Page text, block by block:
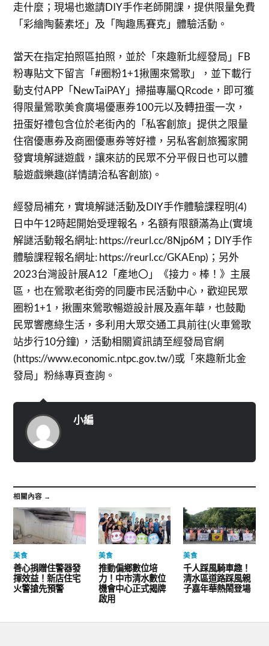
走什麼；現場也邀請DIY手作老師開課，提供限量免費
「彩繪陶藝素坯」及「陶趣馬賽克」體驗活動。
當天在指定拍照區拍照，並於「來趣新北經發局」FB
粉專貼文下留言「#圈粉1+1揪團來鶯歌」，並下載行
動支付APP「NewTaiPAY」掃描專屬QRcode，即可獲
得限量鶯歌美食廣場優惠券100元以及轉扭蛋一次，
扭蛋好禮包含位於老街內的「私客創旅」提供之限量
住宿優惠券及商圈優惠券等好禮，另私客創旅獨家開
發實境解謎遊戲，讓來訪的民眾不分平假日也可以體
驗遊戲樂趣(詳情請洽私客創旅)。
經發局補充，實境解謎活動及DIY手作體驗課程明(4)
日中午12時起開始受理報名，名額有限額滿為止(實境
解謎活動報名網址: https://reurl.cc/8Njp6M；DIY手作
體驗課程報名網址: https://reurl.cc/GKAEnp)；另外
2023台灣設計展A12「產地〇」《接力。棒！》主展
區，也在鶯歌老街旁的同慶市民活動中心，歡迎民眾
圈粉1+1，揪團來鶯歌暢遊設計展及嘉年華，也鼓勵
民眾響應綠生活，多利用大眾交通工具前往(火車鶯歌
站步行10分鐘) ，活動相關資訊請至經發局官網
(https://www.economic.ntpc.gov.tw/)或「來趣新北金
發局」粉絲專頁查詢。
小編
相關內容 →
美食
善心捐贈住警器發
揮效益！新店住宅
火警搶先預警
美食
推動偏鄉數位培
力！中市清水數位
機會中心正式揭牌
啟用
美食
千人踩風騎車趣！
清水區道路踩風親
子嘉年華熱鬧登場